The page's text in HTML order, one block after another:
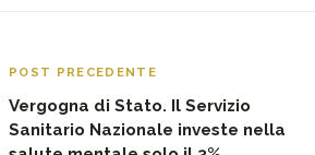
POST PRECEDENTE
Vergogna di Stato. Il Servizio
Sanitario Nazionale investe nella